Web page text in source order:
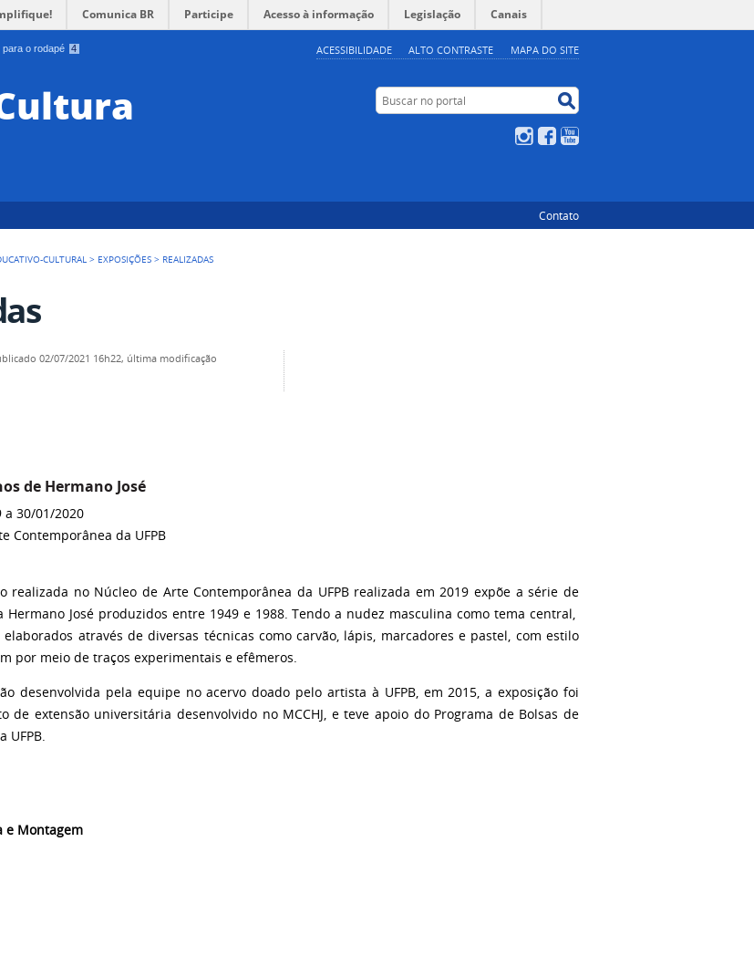
para o rodapé 4 ACESSIBILIDADE ALTO CONTRASTE MAPA DO SITE
Comunica BR Participe Acesso à informação Legislação Canais
Buscar no portal
InstagramFacebook
Contato
CULTURAL > EXPOSIÇÕES > REALIZADAS
02/07/2021 16h22, última modificação
de Hermano José
a 30/01/2020
Contemporânea da UFPB
realizada no Núcleo de Arte Contemporânea da UFPB realizada em 2019 expõe a série de
Hermano José produzidos entre 1949 e 1988. Tendo a nudez masculina como tema central,
através de diversas técnicas como carvão, lápis, marcadores e pastel, com estilo
por meio de traços experimentais e efêmeros.
desenvolvida pela equipe no acervo doado pelo artista à UFPB, em 2015, a exposição foi
de extensão universitária desenvolvido no MCCHJ, e teve apoio do Programa de Bolsas de
UFPB.
e Montagem